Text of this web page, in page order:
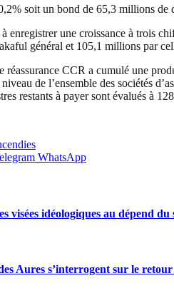
soit un bond de 65,3 millions de
enregistrer une croissance à trois
général et 105,1 millions par
réassurance CCR a cumulé une
de l’ensemble des sociétés
restants à payer sont évalués à
WhatsApp
visées idéologiques au dépend du
Aures s’interrogent sur le